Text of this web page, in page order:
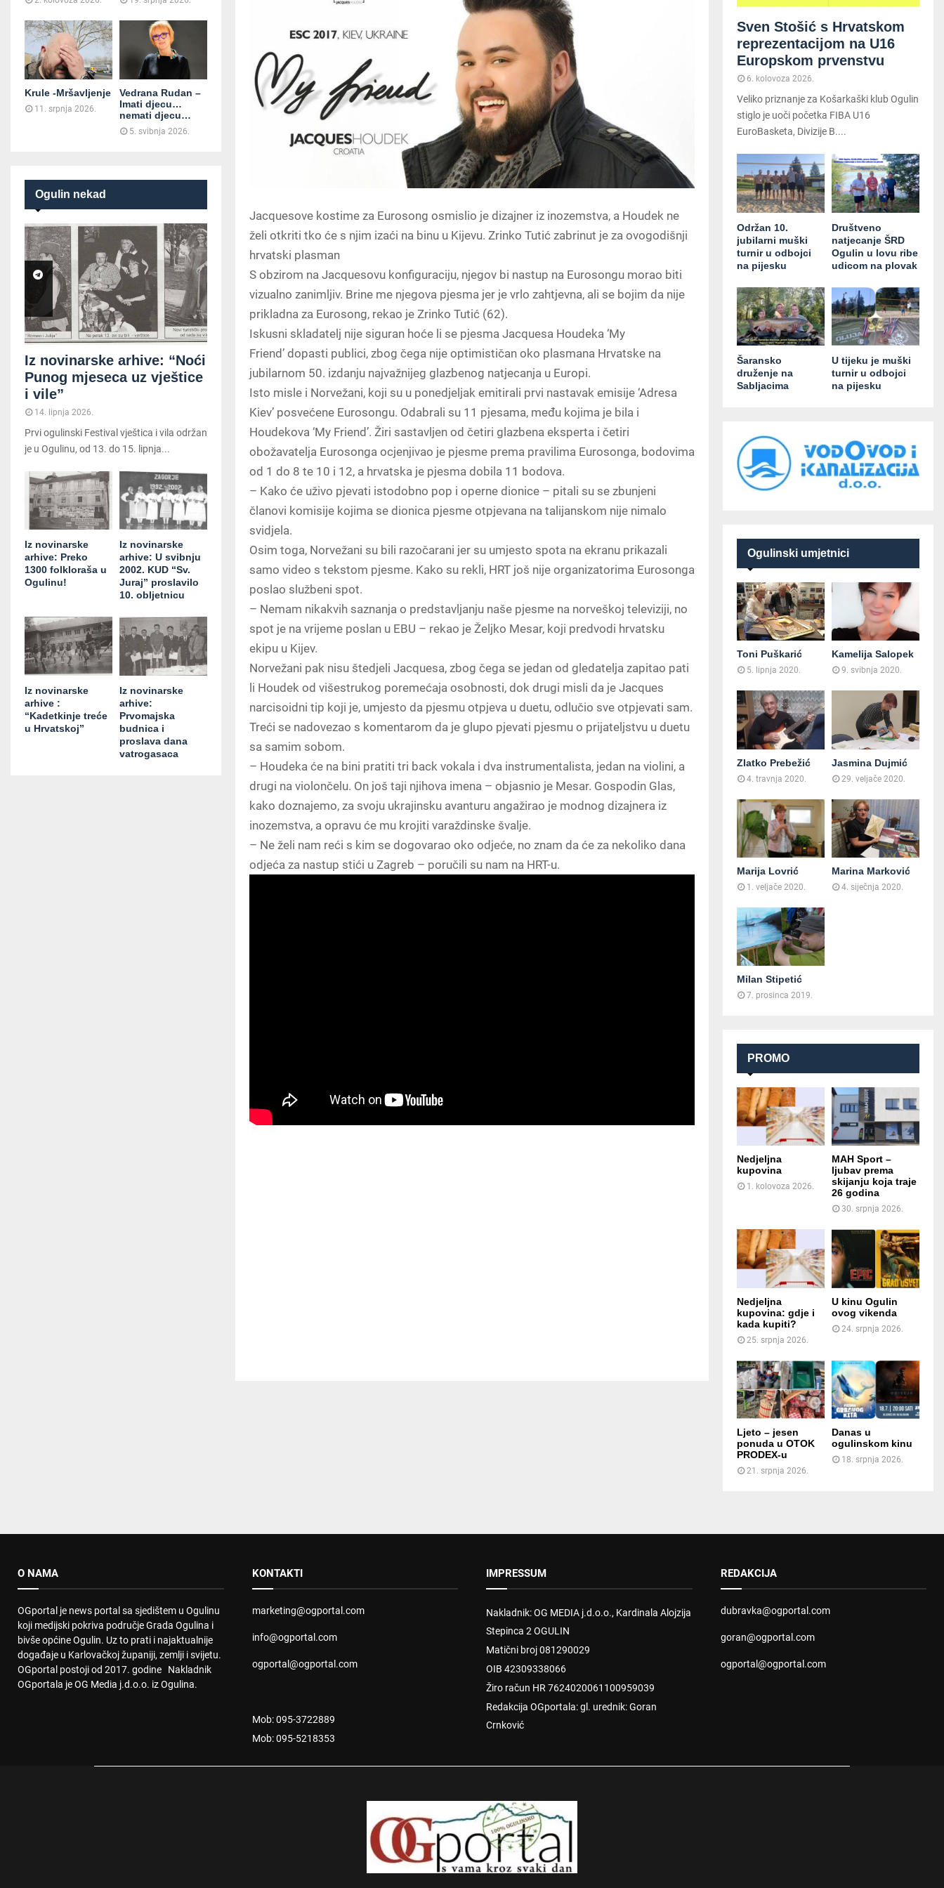
Jacquesove kostime za Eurosong osmislio je dizajner iz inozemstva, a Houdek ne
želi otkriti tko će s njim izaći na binu u Kijevu. Zrinko Tutić zabrinut je za ovogodišnji
hrvatski plasman
S obzirom na Jacquesovu konfiguraciju, njegov bi nastup na Eurosongu morao biti
vizualno zanimljiv. Brine me njegova pjesma jer je vrlo zahtjevna, ali se bojim da nije
prikladna za Eurosong, rekao je Zrinko Tutić (62).
Iskusni skladatelj nije siguran hoće li se pjesma Jacquesa Houdeka ‘My
Friend’ dopasti publici, zbog čega nije optimističan oko plasmana Hrvatske na
jubilarnom 50. izdanju najvažnijeg glazbenog natjecanja u Europi.
Isto misle i Norvežani, koji su u ponedjeljak emitirali prvi nastavak emisije ‘Adresa
Kiev’ posvećene Eurosongu. Odabrali su 11 pjesama, među kojima je bila i
Houdekova ‘My Friend’. Žiri sastavljen od četiri glazbena eksperta i četiri
obožavatelja Eurosonga ocjenjivao je pjesme prema pravilima Eurosonga, bodovima
od 1 do 8 te 10 i 12, a hrvatska je pjesma dobila 11 bodova.
– Kako će uživo pjevati istodobno pop i operne dionice – pitali su se zbunjeni
članovi komisije kojima se dionica pjesme otpjevana na talijanskom nije nimalo
svidjela.
Osim toga, Norvežani su bili razočarani jer su umjesto spota na ekranu prikazali
samo video s tekstom pjesme. Kako su rekli, HRT još nije organizatorima Eurosonga
poslao službeni spot.
– Nemam nikakvih saznanja o predstavljanju naše pjesme na norveškoj televiziji, no
spot je na vrijeme poslan u EBU – rekao je Željko Mesar, koji predvodi hrvatsku
ekipu u Kijev.
Norvežani pak nisu štedjeli Jacquesa, zbog čega se jedan od gledatelja zapitao pati
li Houdek od višestrukog poremećaja osobnosti, dok drugi misli da je Jacques
narcisoidni tip koji je, umjesto da pjesmu otpjeva u duetu, odlučio sve otpjevati sam.
Treći se nadovezao s komentarom da je glupo pjevati pjesmu o prijateljstvu u duetu
sa samim sobom.
– Houdeka će na bini pratiti tri back vokala i dva instrumentalista, jedan na violini, a
drugi na violončelu. On još taji njihova imena – objasnio je Mesar. Gospodin Glas,
kako doznajemo, za svoju ukrajinsku avanturu angažirao je modnog dizajnera iz
inozemstva, a opravu će mu krojiti varaždinske švalje.
– Ne želi nam reći s kim se dogovarao oko odjeće, no znam da će za nekoliko dana
odjeća za nastup stići u Zagreb – poručili su nam na HRT-u.
Krule -Mršavljenje
11. srpnja 2026.
Vedrana Rudan –
Imati djecu…
nemati djecu…
5. svibnja 2026.
Ogulin nekad
Iz novinarske arhive: “Noći
Punog mjeseca uz vještice
i vile”
14. lipnja 2026.
Prvi ogulinski Festival vještica i vila održan
je u Ogulinu, od 13. do 15. lipnja...
Iz novinarske
arhive: Preko
1300 folkloraša u
Ogulinu!
Iz novinarske
arhive: U svibnju
2002. KUD “Sv.
Juraj” proslavilo
10. obljetnicu
Iz novinarske
arhive :
“Kadetkinje treće
u Hrvatskoj”
Iz novinarske
arhive:
Prvomajska
budnica i
proslava dana
vatrogasaca
Sven Stošić s Hrvatskom
reprezentacijom na U16
Europskom prvenstvu
6. kolovoza 2026.
Veliko priznanje za Košarkaški klub Ogulin
stiglo je uoči početka FIBA U16
EuroBasketa, Divizije B....
Održan 10.
jubilarni muški
turnir u odbojci
na pijesku
Društveno
natjecanje ŠRD
Ogulin u lovu ribe
udicom na plovak
Šaransko
druženje na
Sabljacima
U tijeku je muški
turnir u odbojci
na pijesku
Ogulinski umjetnici
Toni Puškarić
5. lipnja 2020.
Kamelija Salopek
9. svibnja 2020.
Zlatko Prebežić
4. travnja 2020.
Jasmina Dujmić
29. veljače 2020.
Marija Lovrić
1. veljače 2020.
Marina Marković
4. siječnja 2020.
Milan Stipetić
7. prosinca 2019.
PROMO
Nedjeljna
kupovina
1. kolovoza 2026.
MAH Sport –
ljubav prema
skijanju koja traje
26 godina
30. srpnja 2026.
Nedjeljna
kupovina: gdje i
kada kupiti?
25. srpnja 2026.
U kinu Ogulin
ovog vikenda
24. srpnja 2026.
Ljeto – jesen
ponuda u OTOK
PRODEX-u
21. srpnja 2026.
Danas u
ogulinskom kinu
18. srpnja 2026.
O NAMA
OGportal je news portal sa sjedištem u Ogulinu
koji medijski pokriva područje Grada Ogulina i
bivše općine Ogulin. Uz to prati i najaktualnije
događaje u Karlovačkoj županiji, zemlji i svijetu.
OGportal postoji od 2017. godine Nakladnik
OGportala je OG Media j.d.o.o. iz Ogulina.
KONTAKTI
marketing@ogportal.com
info@ogportal.com
ogportal@ogportal.com
Mob: 095-3722889
Mob: 095-5218353
IMPRESSUM
Nakladnik: OG MEDIA j.d.o.o., Kardinala Alojzija
Stepinca 2 OGULIN
Matični broj 081290029
OIB 42309338066
Žiro račun HR 7624020061100959039
Redakcija OGportala: gl. urednik: Goran
Crnković
REDAKCIJA
dubravka@ogportal.com
goran@ogportal.com
ogportal@ogportal.com